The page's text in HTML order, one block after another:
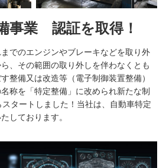
事業 認証を取得！
でのエンジンやブレーキなどを取り外
、その範囲の取り外しを伴わなくとも
整備又は改造等（電子制御装置整備）
称を「特定整備」に改められ新たな制
タートしました！当社は、自動車特定
しております。